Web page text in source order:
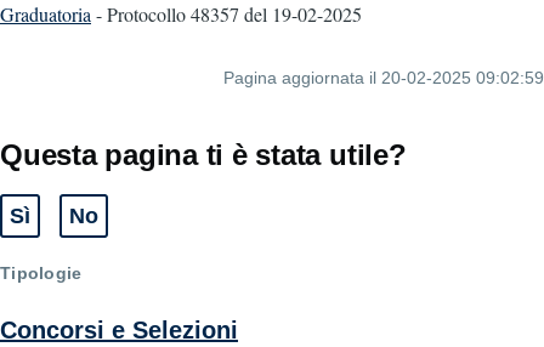
Graduatoria - Protocollo 48357 del 19-02-2025
Pagina aggiornata il 20-02-2025 09:02:59
Questa pagina ti è stata utile?
Sì
Tipologie
Concorsi e Selezioni